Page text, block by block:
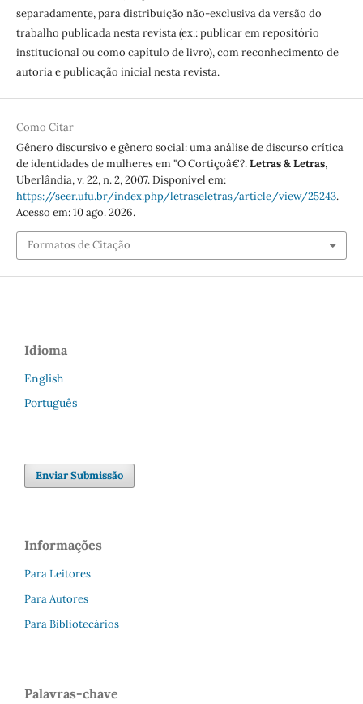
separadamente, para distribuição não-exclusiva da versão do
trabalho publicada nesta revista (ex.: publicar em repositório
institucional ou como capítulo de livro), com reconhecimento de
autoria e publicação inicial nesta revista.
Como Citar
Gênero discursivo e gênero social: uma análise de discurso crítica
de identidades de mulheres em "O Cortiçoâ€?.Letras & Letras,
Uberlândia, v. 22, n. 2, 2007. Disponível em:
https://seer.ufu.br/index.php/letraseletras/article/view/25243.
Acesso em: 10 ago. 2026.
Formatos de Citação
Idioma
English
Português
Enviar Submissão
Informações
Para Leitores
Para Autores
Para Bibliotecários
Palavras-chave